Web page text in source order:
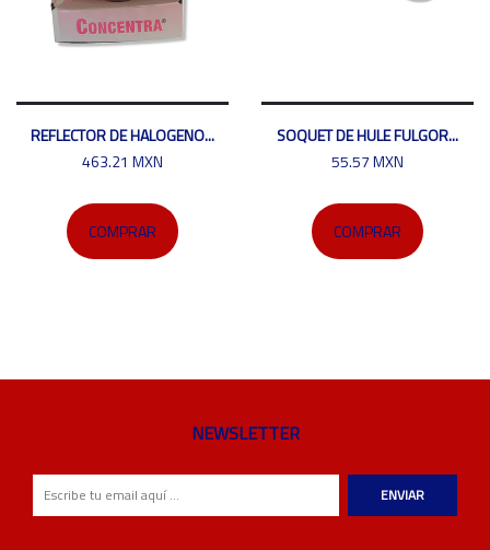
REFLECTOR DE HALOGENO...
463.21 MXN
COMPRAR
SOQUET DE HULE FULGOR...
55.57 MXN
COMPRAR
NEWSLETTER
ENVIAR